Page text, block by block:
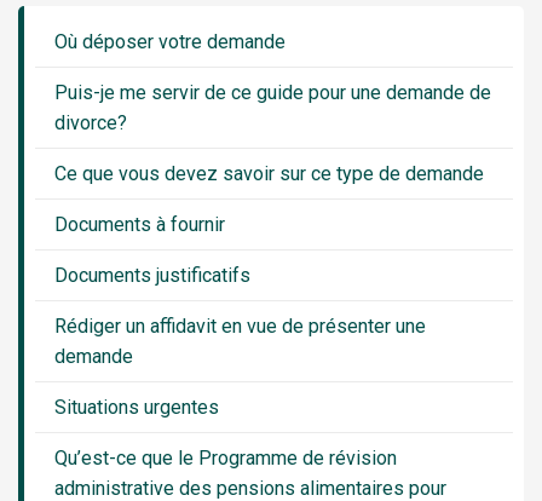
Guide
Sidebar
Où déposer votre demande
Puis-je me servir de ce guide pour une demande de
divorce?
Ce que vous devez savoir sur ce type de demande
Documents à fournir
Documents justificatifs
Rédiger un affidavit en vue de présenter une
demande
Situations urgentes
Qu’est-ce que le Programme de révision
administrative des pensions alimentaires pour